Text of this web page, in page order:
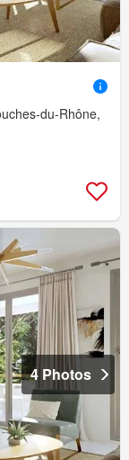
du-Rhône,
4 Photos